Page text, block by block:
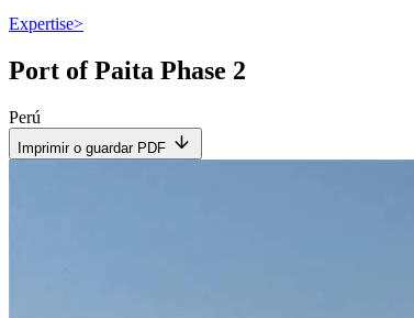
Expertise>
Port of Paita Phase 2
Perú
Imprimir o guardar PDF